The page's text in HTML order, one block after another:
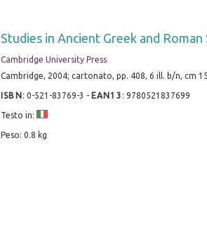
Studies in Ancient Greek and Roman
Cambridge University Press
Cambridge, 2004; cartonato, pp. 408, 6 ill. b/n, cm
ISBN : 0-521-83769-3 - EAN13 : 9780521837699
Testo in:
Peso: 0.8 kg